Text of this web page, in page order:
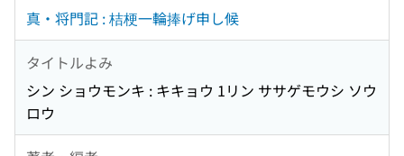
真・将門記 : 桔梗一輪捧げ申し候
タイトルよみ
シン ショウモンキ : キキョウ 1リン ササゲモウシ ソウ
ロウ